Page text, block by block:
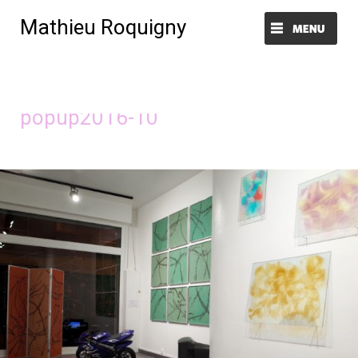
Mathieu Roquigny
Menu et widgets
popup2016-10